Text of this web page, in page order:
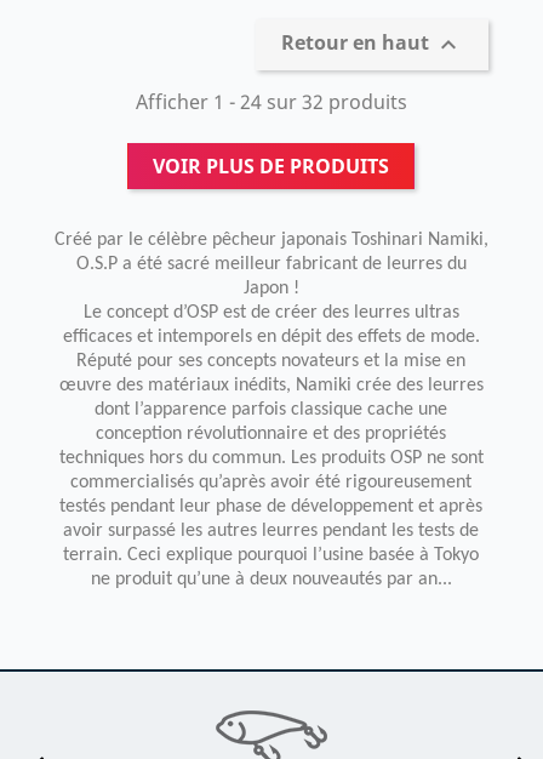
Retour en haut 
Afficher 1 - 24 sur 32 produits
VOIR PLUS DE PRODUITS
Créé par le célèbre pêcheur japonais Toshinari Namiki,
O.S.P a été sacré meilleur fabricant de leurres du
Japon !
Le concept d’OSP est de créer des leurres ultras
efficaces et intemporels en dépit des effets de mode.
Réputé pour ses concepts novateurs et la mise en
œuvre des matériaux inédits, Namiki crée des leurres
dont l’apparence parfois classique cache une
conception révolutionnaire et des propriétés
techniques hors du commun. Les produits OSP ne sont
commercialisés qu’après avoir été rigoureusement
testés pendant leur phase de développement et après
avoir surpassé les autres leurres pendant les tests de
terrain. Ceci explique pourquoi l’usine basée à Tokyo
ne produit qu’une à deux nouveautés par an...